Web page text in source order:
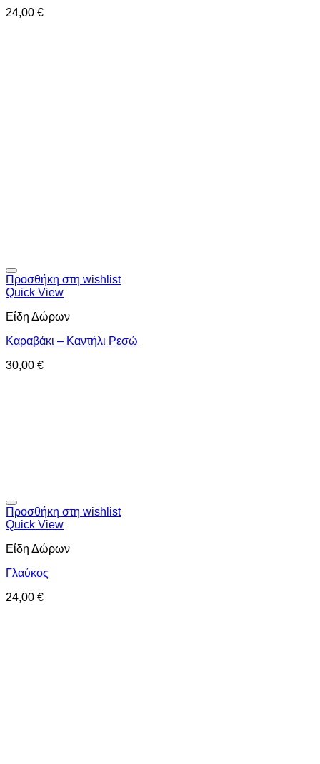
24,00 €
Προσθήκη στη wishlist
Quick View
Είδη Δώρων
Καραβάκι – Καντήλι Ρεσώ
30,00 €
Προσθήκη στη wishlist
Quick View
Είδη Δώρων
Γλαύκος
24,00 €